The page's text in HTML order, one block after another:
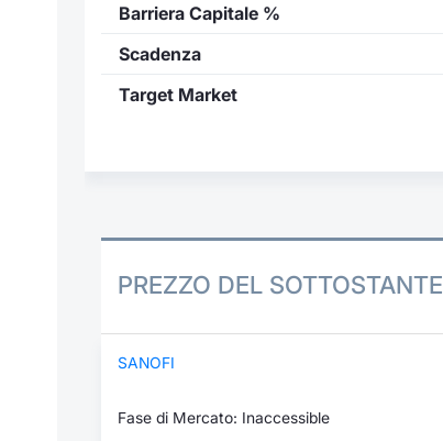
Barriera Capitale %
Scadenza
Target Market
PREZZO DEL SOTTOSTANTE
SANOFI
Fase di Mercato: Inaccessible